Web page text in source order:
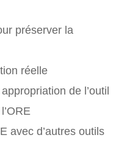
préserver la
réelle
de l’outil
avec d’autres outils